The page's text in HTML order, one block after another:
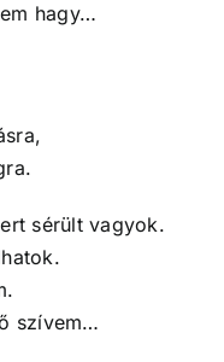
hagy…
sérült vagyok.
szívem…